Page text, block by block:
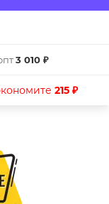
3 010 ₽
215 ₽